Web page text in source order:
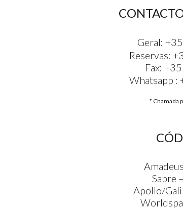
Geral:
Reservas:
Fax:
Whatsapp :
* Chamada
Sabre
Apollo/